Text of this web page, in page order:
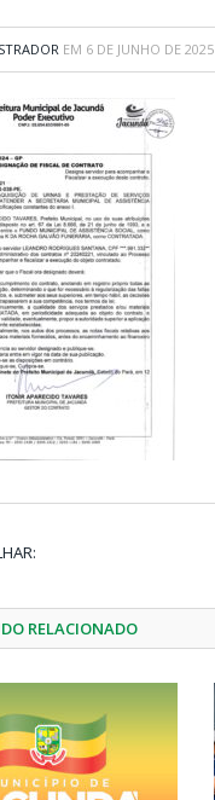
EM 6 DE JUNHO DE 2025
RELACIONADO